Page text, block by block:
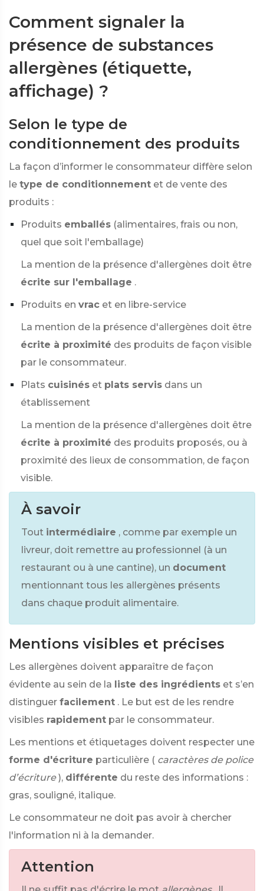
Comment signaler la
présence de substances
allergènes (étiquette,
affichage) ?
Selon le type de
conditionnement des produits
La façon d’informer le consommateur diffère selon
le type de conditionnement et de vente des
produits :
Produits emballés (alimentaires, frais ou non,
quel que soit l'emballage)
La mention de la présence d'allergènes doit être
écrite sur l'emballage .
Produits en vrac et en libre-service
La mention de la présence d'allergènes doit être
écrite à proximité des produits de façon visible
par le consommateur.
Plats cuisinés et plats servis dans un
établissement
La mention de la présence d'allergènes doit être
écrite à proximité des produits proposés, ou à
proximité des lieux de consommation, de façon
visible.
À savoir
Tout intermédiaire , comme par exemple un
livreur, doit remettre au professionnel (à un
restaurant ou à une cantine), un document
mentionnant tous les allergènes présents
dans chaque produit alimentaire.
Mentions visibles et précises
Les allergènes doivent apparaître de façon
évidente au sein de la liste des ingrédients et s’en
distinguer facilement . Le but est de les rendre
visibles rapidement par le consommateur.
Les mentions et étiquetages doivent respecter une
forme d'écriture particulière ( caractères de police
d’écriture ), différente du reste des informations :
gras, souligné, italique.
Le consommateur ne doit pas avoir à chercher
l'information ni à la demander.
Attention